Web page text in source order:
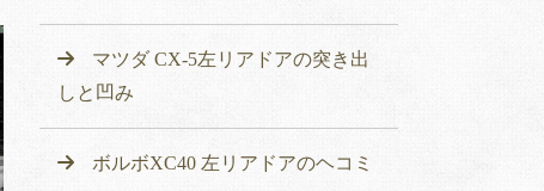
マツダ CX-5左リアドアの突き出
しと凹み
ボルボXC40 左リアドアのヘコミ